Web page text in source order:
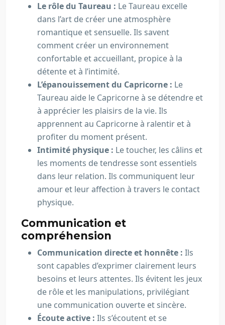
Le rôle du Taureau : Le Taureau excelle
dans l’art de créer une atmosphère
romantique et sensuelle. Ils savent
comment créer un environnement
confortable et accueillant, propice à la
détente et à l’intimité.
L’épanouissement du Capricorne : Le
Taureau aide le Capricorne à se détendre et
à apprécier les plaisirs de la vie. Ils
apprennent au Capricorne à ralentir et à
profiter du moment présent.
Intimité physique : Le toucher, les câlins et
les moments de tendresse sont essentiels
dans leur relation. Ils communiquent leur
amour et leur affection à travers le contact
physique.
Communication et
compréhension
Communication directe et honnête : Ils
sont capables d’exprimer clairement leurs
besoins et leurs attentes. Ils évitent les jeux
de rôle et les manipulations, privilégiant
une communication ouverte et sincère.
Écoute active : Ils s’écoutent et se